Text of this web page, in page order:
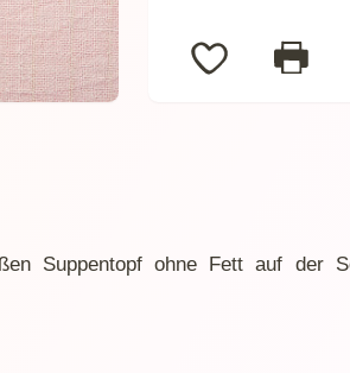
Suppentopf ohne Fett auf der